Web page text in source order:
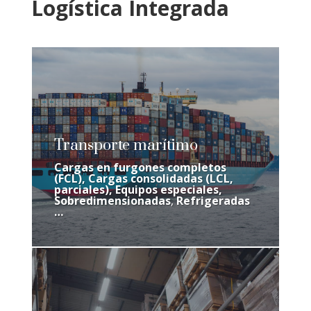
Logística Integrada
Transporte marítimo
Cargas en furgonescompletos
(FCL),Cargas consolidadas (LCL,
parciales),Equipos especiales,
Sobredimensionadas,Refrigeradas
…